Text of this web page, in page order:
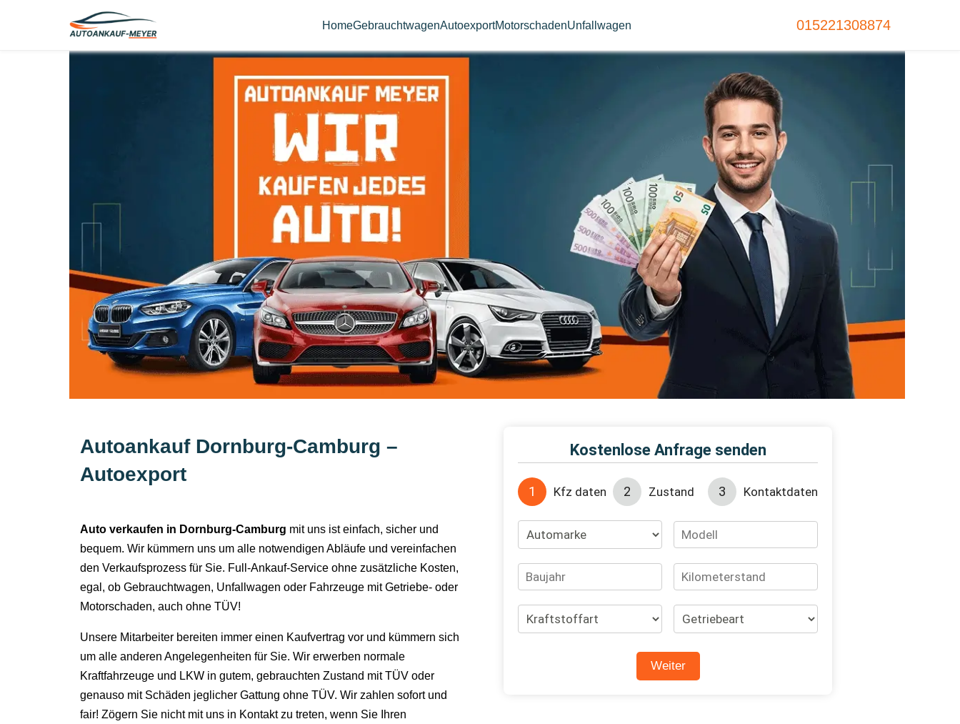
HomeGebrauchtwagenAutoexportMotorschadenUnfallwagen 015221308874
Autoankauf Dornburg-Camburg –
Autoexport
Auto verkaufen in Dornburg-Camburg mit uns ist einfach, sicher und
bequem. Wir kümmern uns um alle notwendigen Abläufe und vereinfachen
den Verkaufsprozess für Sie. Full-Ankauf-Service ohne zusätzliche Kosten,
egal, ob Gebrauchtwagen, Unfallwagen oder Fahrzeuge mit Getriebe- oder
Motorschaden, auch ohne TÜV!
Unsere Mitarbeiter bereiten immer einen Kaufvertrag vor und kümmern sich
um alle anderen Angelegenheiten für Sie. Wir erwerben normale
Kraftfahrzeuge und LKW in gutem, gebrauchten Zustand mit TÜV oder
genauso mit Schäden jeglicher Gattung ohne TÜV. Wir zahlen sofort und
fair! Zögern Sie nicht mit uns in Kontakt zu treten, wenn Sie Ihren